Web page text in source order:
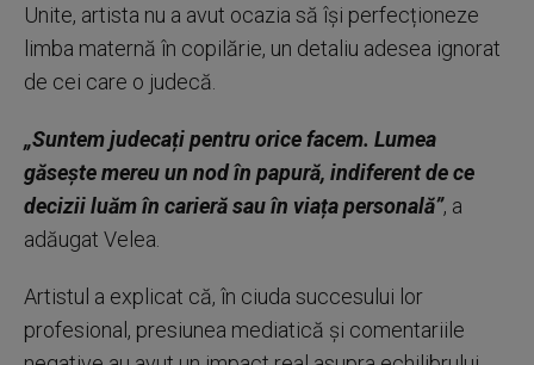
Unite, artista nu a avut ocazia să își perfecționeze
limba maternă în copilărie, un detaliu adesea ignorat
de cei care o judecă.
„Suntem judecați pentru orice facem. Lumea
găsește mereu un nod în papură, indiferent de ce
decizii luăm în carieră sau în viața personală”, a
adăugat Velea.
Artistul a explicat că, în ciuda succesului lor
profesional, presiunea mediatică și comentariile